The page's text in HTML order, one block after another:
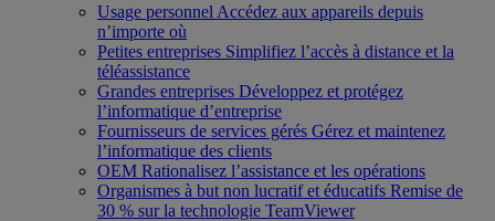
Usage personnel Accédez aux appareils depuis
n’importe où
Petites entreprises Simplifiez l’accès à distance et la
téléassistance
Grandes entreprises Développez et protégez
l’informatique d’entreprise
Fournisseurs de services gérés Gérez et maintenez
l’informatique des clients
OEM Rationalisez l’assistance et les opérations
Organismes à but non lucratif et éducatifs Remise de
30 % sur la technologie TeamViewer